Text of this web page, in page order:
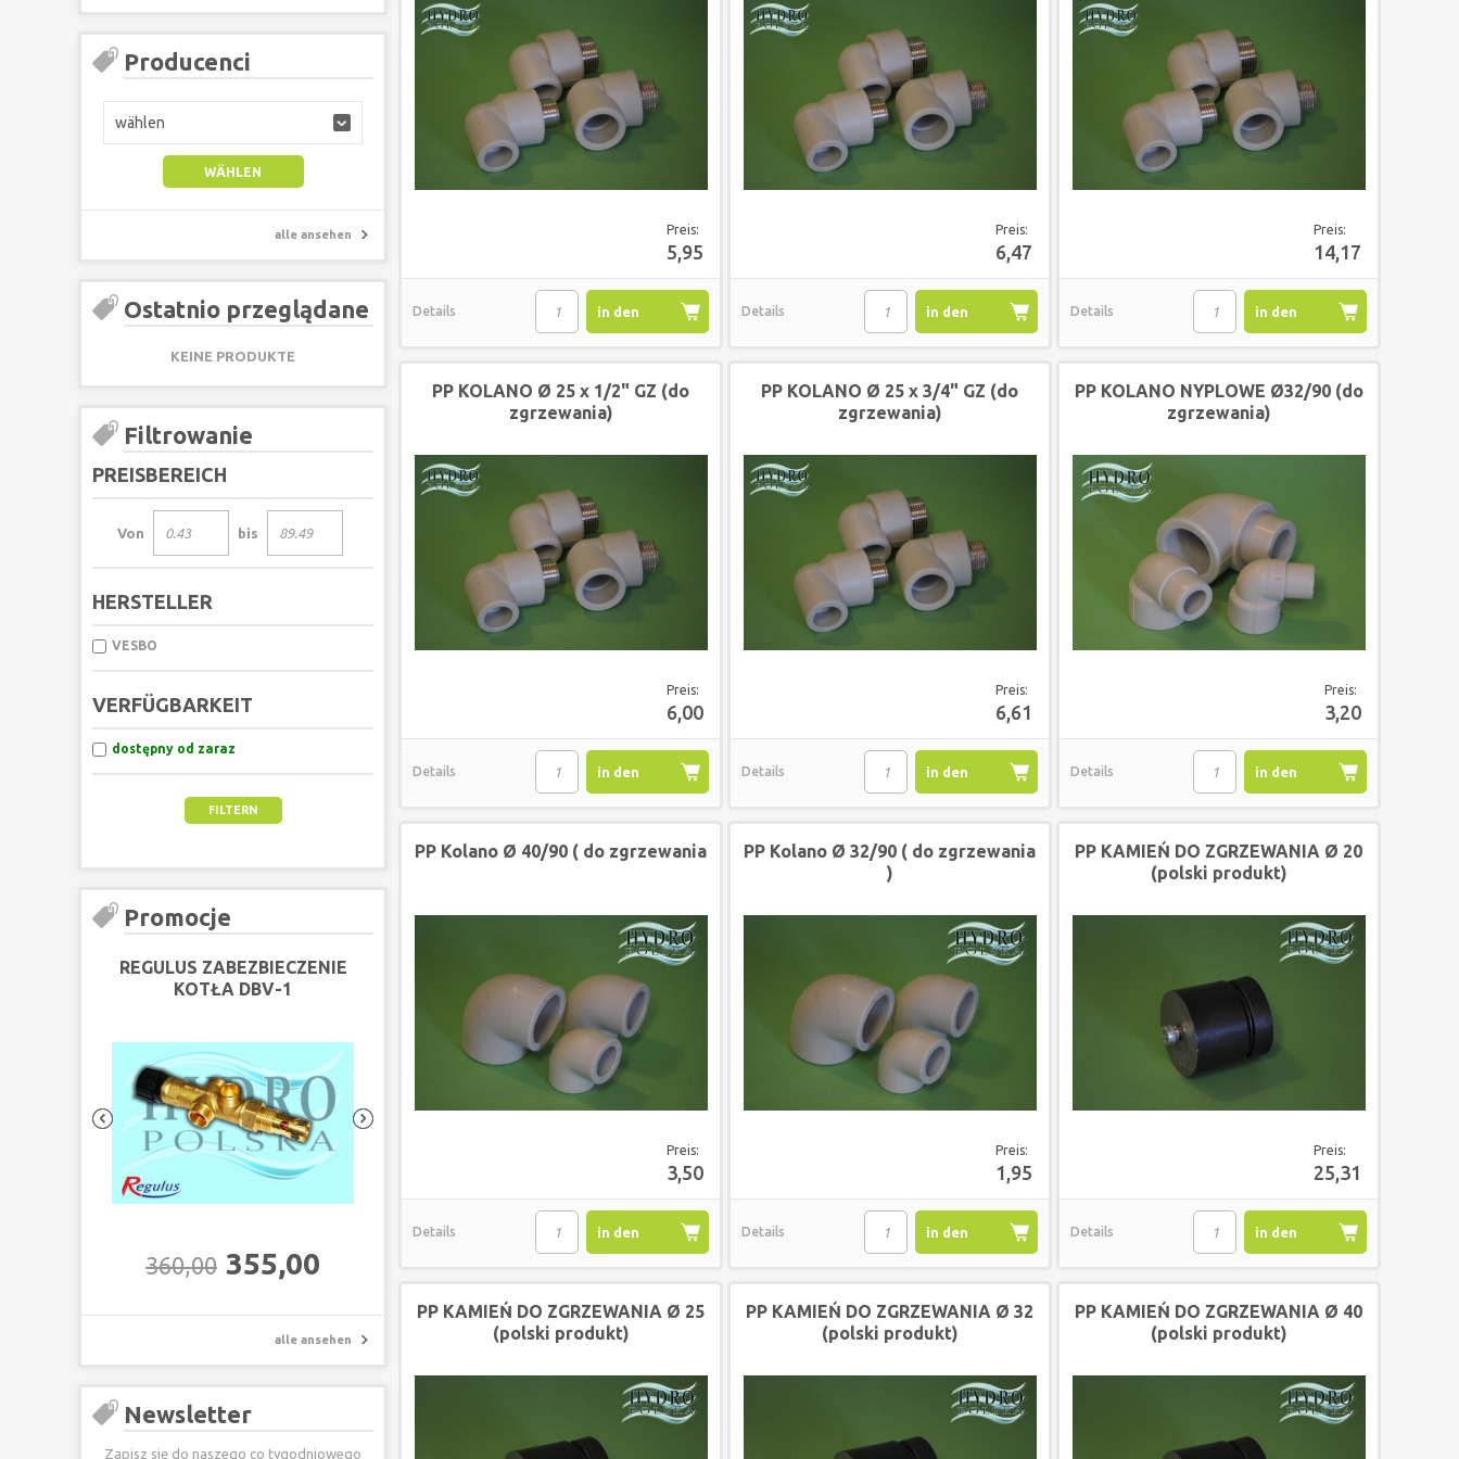
Producenci
wählen
alle ansehen
Ostatnio przeglądane
KEINE PRODUKTE
Filtrowanie
PREISBEREICH
Von bis
HERSTELLER
VESBO
VERFÜGBARKEIT
dostępny od zaraz
Promocje
REGULUS ZABEZBIECZENIE
KOTŁA DBV-1
360,00 355,00
alle ansehen
Newsletter
Zapisz się do naszego co tygodniowego
Preis:
5,95
in den
Details
Preis:
6,47
in den
Details
Preis:
14,17
in den
Details
Preis:
6,00
PP KOLANO Ø 25 x 1/2" GZ (do
zgrzewania)
in den
Details
Preis:
6,61
PP KOLANO Ø 25 x 3/4" GZ (do
zgrzewania)
in den
Details
Preis:
3,20
PP KOLANO NYPLOWE Ø32/90 (do
zgrzewania)
in den
Details
Preis:
3,50
PP Kolano Ø 40/90 ( do zgrzewania
in den
Details
Preis:
1,95
PP Kolano Ø 32/90 ( do zgrzewania
)
in den
Details
Preis:
25,31
PP KAMIEŃ DO ZGRZEWANIA Ø 20
(polski produkt)
in den
Details
PP KAMIEŃ DO ZGRZEWANIA Ø 25
(polski produkt)
PP KAMIEŃ DO ZGRZEWANIA Ø 32
(polski produkt)
PP KAMIEŃ DO ZGRZEWANIA Ø 40
(polski produkt)